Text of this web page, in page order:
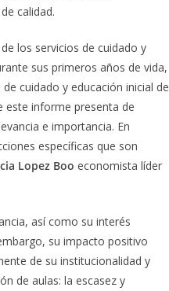
calidad.
los servicios de cuidado y
sus primeros años de vida,
cuidado y educación inicial de
este informe presenta de
e importancia. En
específicas que son
Lopez Boo economista líder
así como su interés
su impacto positivo
de su institucionalidad y
de aulas: la escasez y